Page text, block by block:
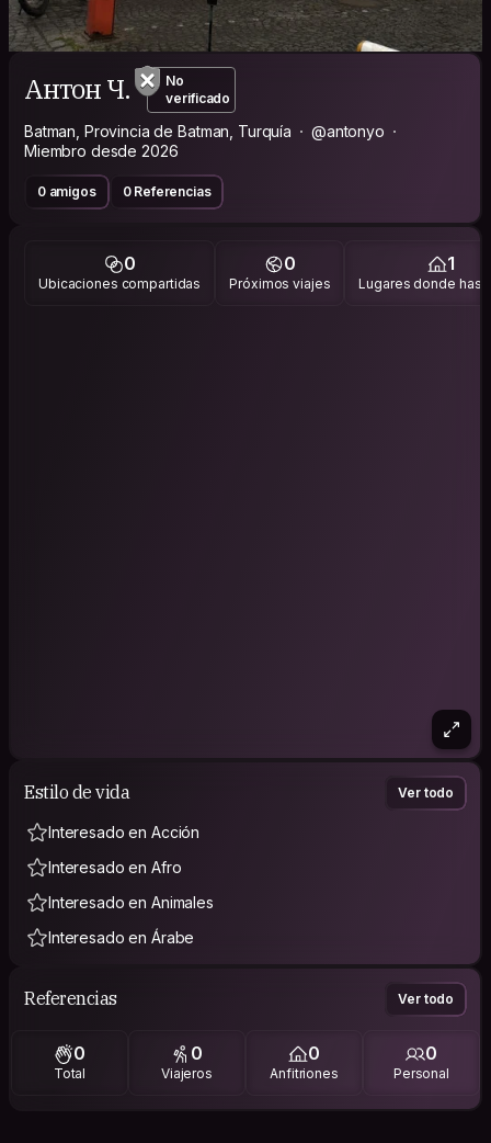
Антон Ч.
No
verificado
Batman, Provincia de Batman, Turquía
@antonyo
Miembro desde 2026
0 amigos 0 Referencias
0
Ubicaciones compartidas
0
Próximos viajes
1
Lugares donde has
Estilo de vida Ver todo
Interesado en Acción
Interesado en Afro
Interesado en Animales
Interesado en Árabe
Referencias Ver todo
0
Total
0
Viajeros
0
Anfitriones
0
Personal